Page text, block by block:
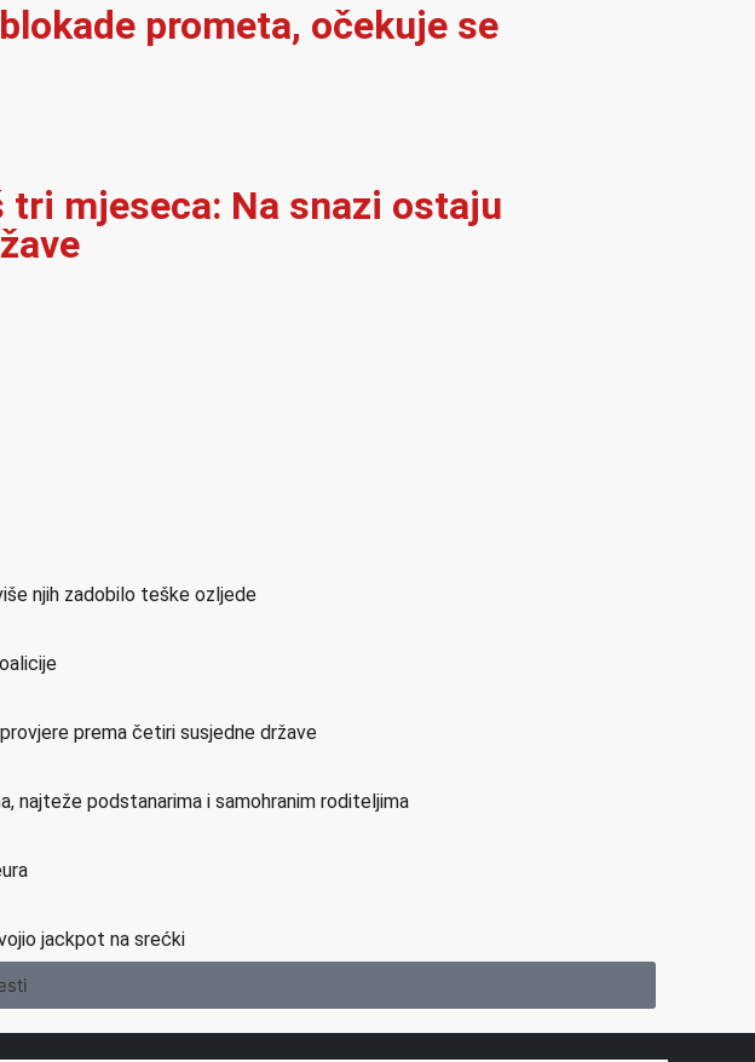
prometa, očekuje se
mjeseca: Na snazi ostaju
njih zadobilo teške ozljede
prema četiri susjedne države
najteže podstanarima i samohranim roditeljima
jackpot na srećki